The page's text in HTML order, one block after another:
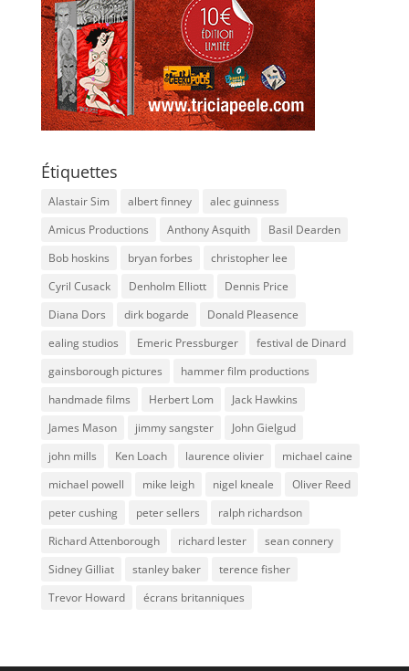
Étiquettes
Alastair Sim albert finney
alec guinness
Amicus Productions
Anthony Asquith
Basil Dearden
Bob hoskins
bryan forbes
christopher lee
Cyril Cusack
Denholm Elliott
Dennis Price
Diana Dors
dirk bogarde
Donald Pleasence
ealing studios
Emeric Pressburger
festival de Dinard
gainsborough pictures
hammer film productions
handmade films
Herbert Lom
Jack Hawkins
James Mason
jimmy sangster
John Gielgud
john mills
Ken Loach laurence olivier
michael caine
michael powell
mike leigh nigel kneale
Oliver Reed
peter cushing
peter sellers
ralph richardson
Richard Attenborough
richard lester
sean connery
Sidney Gilliat
stanley baker
terence fisher
Trevor Howard
écrans britanniques